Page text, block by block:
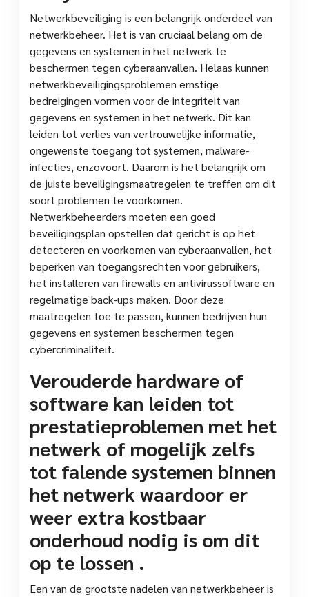
Netwerkbeveiliging is een belangrijk onderdeel van
netwerkbeheer. Het is van cruciaal belang om de
gegevens en systemen in het netwerk te
beschermen tegen cyberaanvallen. Helaas kunnen
netwerkbeveiligingsproblemen ernstige
bedreigingen vormen voor de integriteit van
gegevens en systemen in het netwerk. Dit kan
leiden tot verlies van vertrouwelijke informatie,
ongewenste toegang tot systemen, malware-
infecties, enzovoort. Daarom is het belangrijk om
de juiste beveiligingsmaatregelen te treffen om dit
soort problemen te voorkomen.
Netwerkbeheerders moeten een goed
beveiligingsplan opstellen dat gericht is op het
detecteren en voorkomen van cyberaanvallen, het
beperken van toegangsrechten voor gebruikers,
het installeren van firewalls en antivirussoftware en
regelmatige back-ups maken. Door deze
maatregelen toe te passen, kunnen bedrijven hun
gegevens en systemen beschermen tegen
cybercriminaliteit.
Verouderde hardware of
software kan leiden tot
prestatieproblemen met het
netwerk of mogelijk zelfs
tot falende systemen binnen
het netwerk waardoor er
weer extra kostbaar
onderhoud nodig is om dit
op te lossen .
Een van de grootste nadelen van netwerkbeheer is